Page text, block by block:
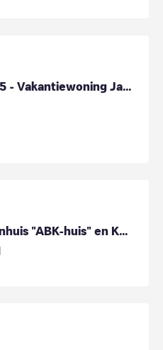
Vakantiewoningen 985 - Vakantiewoning Jachthuis Leusveld
NIVON Natuurvriendenhuis "ABK-huis" en Kampeerterrein "Het Hallse Hull"